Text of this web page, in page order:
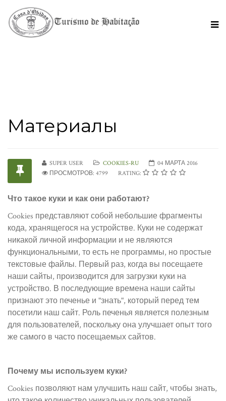
Материалы
SUPER USER COOKIES-RU
04 МАРТА 2016
ПРОСМОТРОВ: 4799
RATING:
Что такое куки и как они работают?
Cookies представляют собой небольшие фрагменты
кода, хранящегося на устройстве. Куки не содержат
никакой личной информации и не являются
функциональными, то есть не программы, но простые
текстовые файлы. Первый раз, когда вы посещаете
наши сайты, производится для загрузки куки на
устройство. В последующие времена наши сайты
признают это печенье и "знать", который перед тем
посетили наш сайт. Роль печенья является полезным
для пользователей, поскольку она улучшает опыт того
же самого в часто посещаемых сайтов.
Почему мы используем куки?
Cookies позволяют нам улучшить наш сайт, чтобы знать,